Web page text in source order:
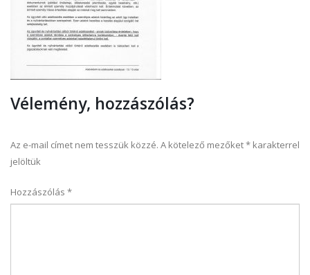
Vélemény, hozzászólás?
Az e-mail címet nem tesszük közzé. A kötelező mezőket* karakterrel
jelöltük
Hozzászólás *